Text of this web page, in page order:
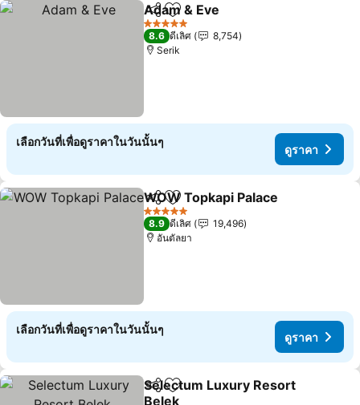
แชร์ เพิ่มในรายการโปรด
Adam & Eve
5 ดาว
8.6 ดีเลิศ
8,754
Serik
เลือกวันที่เพื่อดูราคาในวันนั้นๆ
ดูราคา
แชร์ เพิ่มในรายการโปรด
WOW Topkapi Palace
5 ดาว
8.9 ดีเลิศ
19,496
อันตัลยา
เลือกวันที่เพื่อดูราคาในวันนั้นๆ
ดูราคา
แชร์ เพิ่มในรายการโปรด
Selectum Luxury Resort
Belek